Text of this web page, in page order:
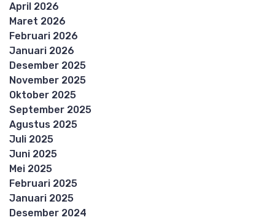
April 2026
Maret 2026
Februari 2026
Januari 2026
Desember 2025
November 2025
Oktober 2025
September 2025
Agustus 2025
Juli 2025
Juni 2025
Mei 2025
Februari 2025
Januari 2025
Desember 2024